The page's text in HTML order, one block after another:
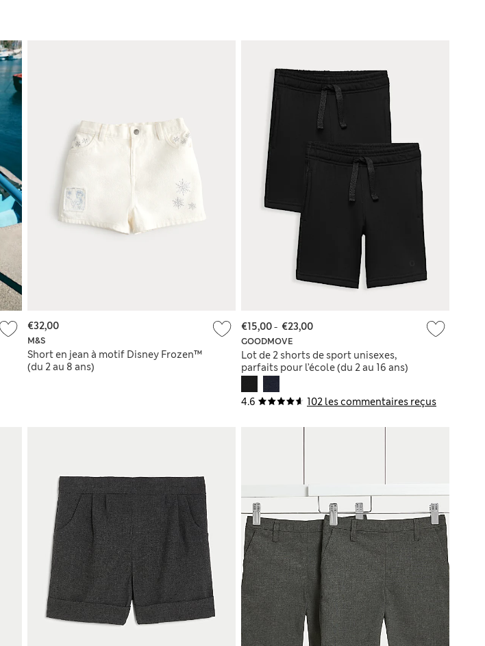
M&S
Short en jean à motif Disney Frozen™
(du 2 au 8 ans)
€32,00
4.6 102 les commentaires reçus
GOODMOVE
Lot de 2 shorts de sport unisexes,
parfaits pour l’école (du 2 au 16 ans)
€15,00- €23,00